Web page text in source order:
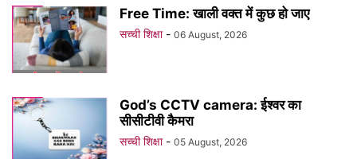
Free Time: खाली वक्त में कुछ हो जाए
सच्ची शिक्षा - 06 August, 2026
God’s CCTV camera: ईश्वर का
सीसीटीवी कैमरा
सच्ची शिक्षा - 05 August, 2026